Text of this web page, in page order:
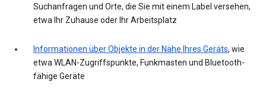
Suchanfragen und Orte, die Sie mit einem Label versehen,
etwa Ihr Zuhause oder Ihr Arbeitsplatz
Informationen über Objekte in der Nähe Ihres Geräts, wie
etwa WLAN-Zugriffspunkte, Funkmasten und Bluetooth-
fähige Geräte